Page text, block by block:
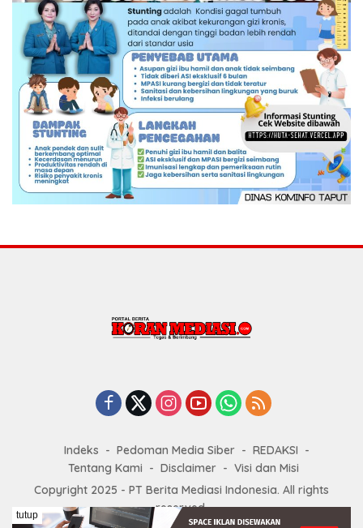
Indeks Pedoman Media Siber
REDAKSI
Tentang Kami
Disclaimer
Visi dan Misi
Copyright 2025 - PT Berita Mediasi Indonesia. All rights
reserved.
tutup